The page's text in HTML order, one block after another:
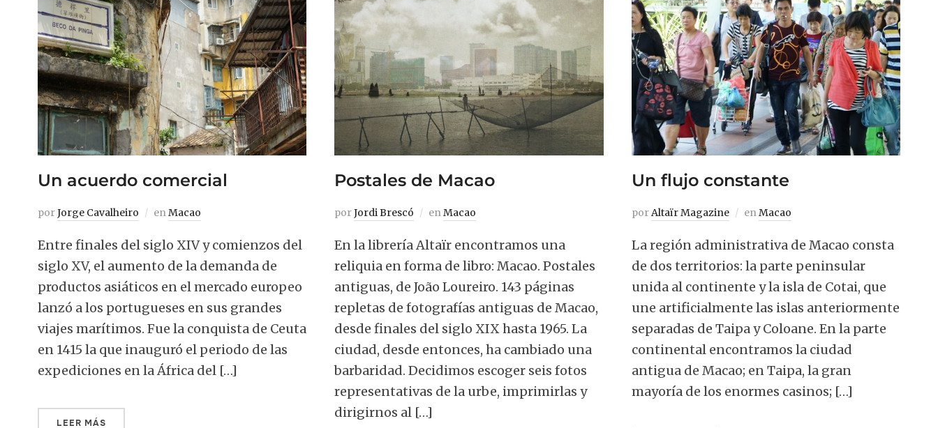
Un acuerdo comercial
porJorge Cavalheiro enMacao
Entre finales del siglo XIV y comienzos del
siglo XV, el aumento de la demanda de
productos asiáticos en el mercado europeo
lanzó a los portugueses en sus grandes
viajes marítimos. Fue la conquista de Ceuta
en 1415 la que inauguró el periodo de las
expediciones en la África del […]
LEER MÁS
Postales de Macao
porJordi Brescó enMacao
En la librería Altaïr encontramos una
reliquia en forma de libro: Macao. Postales
antiguas, de João Loureiro. 143 páginas
repletas de fotografías antiguas de Macao,
desde finales del siglo XIX hasta 1965. La
ciudad, desde entonces, ha cambiado una
barbaridad. Decidimos escoger seis fotos
representativas de la urbe, imprimirlas y
dirigirnos al […]
Un flujo constante
porAltaïr Magazine enMacao
La región administrativa de Macao consta
de dos territorios: la parte peninsular
unida al continente y la isla de Cotai, que
une artificialmente las islas anteriormente
separadas de Taipa y Coloane. En la parte
continental encontramos la ciudad
antigua de Macao; en Taipa, la gran
mayoría de los enormes casinos; […]